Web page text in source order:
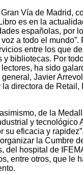
Vía de Madrid,
es en la
españolas, por
a todo el mundo”.
entre los que
bibliotecas. Por
ha sido
Javier
directora de
de la
y tecnológico
su eficacia y
la Cumbre
del hospital de
entre otros, que le